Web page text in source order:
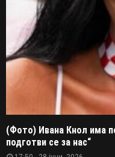
(Фото) Ивана Кнол има
подготви се за нас“